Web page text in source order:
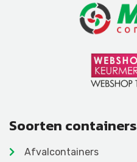
Soorten containers
Afvalcontainers